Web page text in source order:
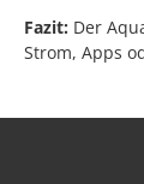
Fazit: Der
Strom, Apps